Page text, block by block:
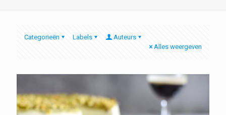
Categorieën Labels
Auteurs
Alles weergeven